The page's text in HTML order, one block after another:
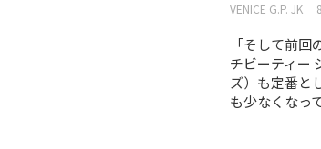
VENICE G.P. JK
「そして前
チビーティー
ズ）も定番と
も少なくなっ